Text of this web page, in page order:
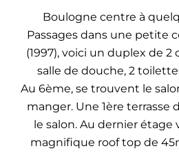
Boulogne centre à
Passages dans une petite
(1997), voici un duplex de
salle de douche, 2
Au 6ème, se trouvent le
manger. Une 1ère terrasse
le salon. Au dernier étage
magnifique roof top de